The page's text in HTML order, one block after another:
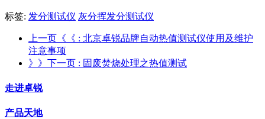
标签: 发分测试仪 灰分挥发分测试仪
上一页《《 : 北京卓锐品牌自动热值测试仪使用及维护
注意事项
》》下一页 : 固废焚烧处理之热值测试
走进卓锐
产品天地